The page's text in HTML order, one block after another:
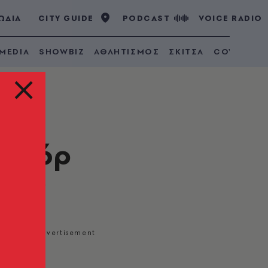
CITY GUIDE PODCAST VOICE RADIO
SHOWBIZ ΑΘΛΗΤΙΣΜΟΣ ΣΚΙΤΣΑ COVID 19